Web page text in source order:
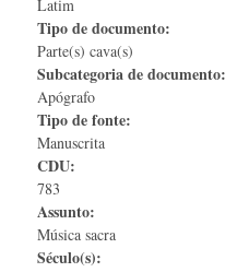
Latim
Tipo de documento:
Parte(s) cava(s)
Subcategoria de documento:
Apógrafo
Tipo de fonte:
Manuscrita
CDU:
783
Assunto:
Música sacra
Século(s):